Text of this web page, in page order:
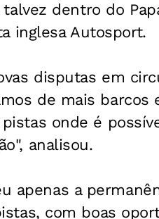
dentro do
inglesaAutosport.
disputas em
de mais barcos
onde é
analisou.
apenas a
com boas